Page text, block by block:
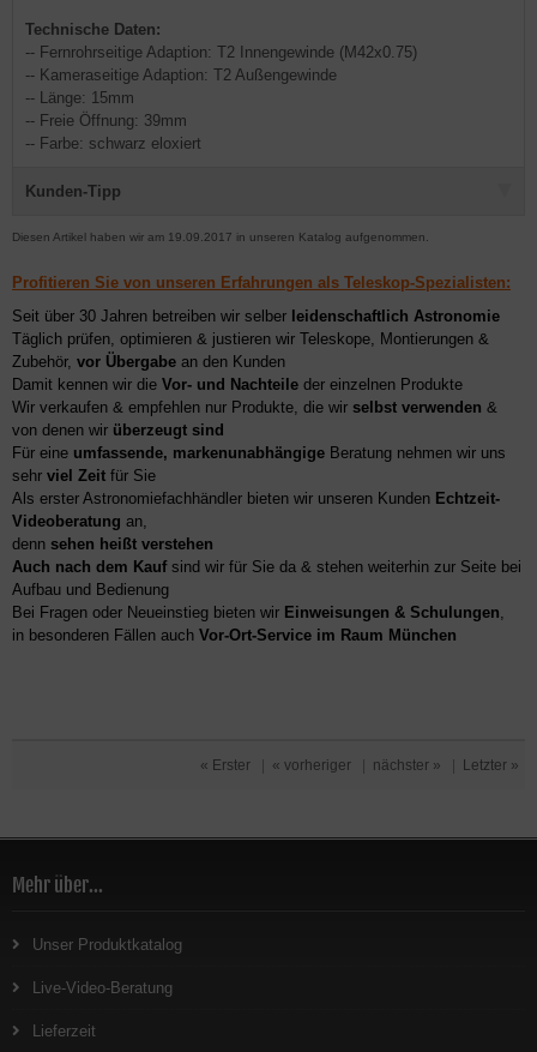
Technische Daten:
-- Fernrohrseitige Adaption: T2 Innengewinde (M42x0.75)
-- Kameraseitige Adaption: T2 Außengewinde
-- Länge: 15mm
-- Freie Öffnung: 39mm
-- Farbe: schwarz eloxiert
Kunden-Tipp
Diesen Artikel haben wir am 19.09.2017 in unseren Katalog aufgenommen.
Profitieren Sie von unseren Erfahrungen als Teleskop-Spezialisten:
Seit über 30 Jahren betreiben wir selber leidenschaftlich Astronomie
Täglich prüfen, optimieren & justieren wir Teleskope, Montierungen &
Zubehör, vor Übergabe an den Kunden
Damit kennen wir die Vor- und Nachteile der einzelnen Produkte
Wir verkaufen & empfehlen nur Produkte, die wir selbst verwenden &
von denen wir überzeugt sind
Für eine umfassende, markenunabhängige Beratung nehmen wir uns
sehr viel Zeit für Sie
Als erster Astronomiefachhändler bieten wir unseren Kunden Echtzeit-
Videoberatung an,
denn sehen heißt verstehen
Auch nach dem Kaufsind wir für Sie da & stehen weiterhin zur Seite bei
Aufbau und Bedienung
Bei Fragen oder Neueinstieg bieten wir Einweisungen & Schulungen,
in besonderen Fällen auch Vor-Ort-Service im Raum München
« Erster « vorheriger nächster » Letzter »
Mehr über...
Unser Produktkatalog
Live-Video-Beratung
Lieferzeit